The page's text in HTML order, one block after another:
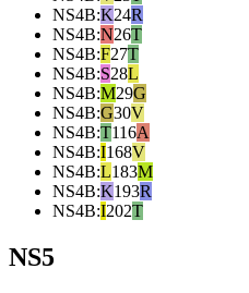
NS4B:K24R
NS4B:N26T
NS4B:F27T
NS4B:S28L
NS4B:M29G
NS4B:G30V
NS4B:T116A
NS4B:I168V
NS4B:L183M
NS4B:K193R
NS4B:I202T
NS5